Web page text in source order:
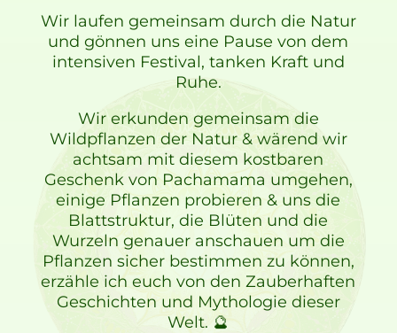
Wir laufen gemeinsam durch die Natur
und gönnen uns eine Pause von dem
intensiven Festival, tanken Kraft und
Ruhe.
Wir erkunden gemeinsam die
Wildpflanzen der Natur & wärend wir
achtsam mit diesem kostbaren
Geschenk von Pachamama umgehen,
einige Pflanzen probieren & uns die
Blattstruktur, die Blüten und die
Wurzeln genauer anschauen um die
Pflanzen sicher bestimmen zu können,
erzähle ich euch von den Zauberhaften
Geschichten und Mythologie dieser
Welt. 🔮